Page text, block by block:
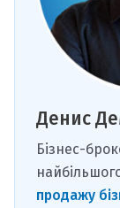
Денис
Бізнес-
продажу